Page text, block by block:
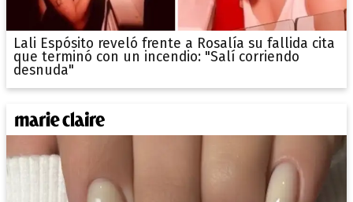
Lali Espósito reveló frente a Rosalía su fallida cita
que terminó con un incendio: "Salí corriendo
desnuda"